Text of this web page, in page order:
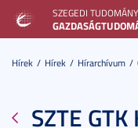
SZEGEDI
Hírek Hírek Hírarchívum
SZTE